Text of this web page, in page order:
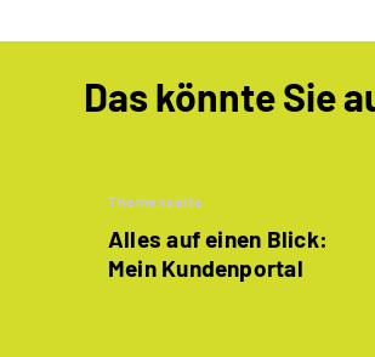
Das könnte Sie
Themenseite
Alles auf einen Blick:
Mein Kundenportal